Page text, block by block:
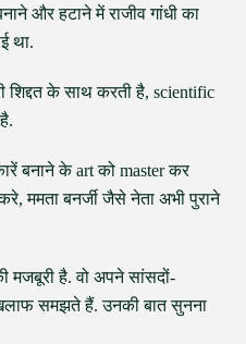
और हटाने में राजीव गांधी का
था.
शिद्दत के साथ करती है, scientific
बनाने के art को master कर
ममता बनर्जी जैसे नेता अभी पुराने
मजबूरी है. वो अपने सांसदों-
समझते हैं. उनकी बात सुनना